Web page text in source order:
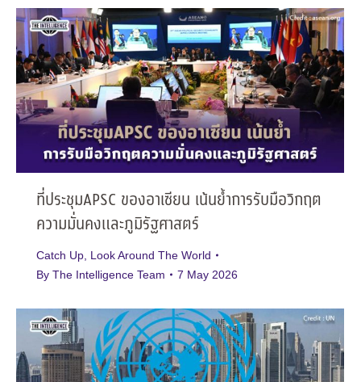
ที่ประชุมAPSC ของอาเซียน เน้นย้ำการรับมือวิกฤต
ความมั่นคงและภูมิรัฐศาสตร์
Catch Up Look Around The World
By The Intelligence Team 7 May 2026